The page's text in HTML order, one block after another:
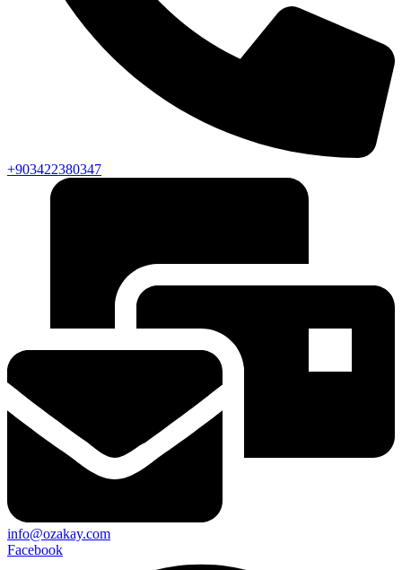
+903422380347
info@ozakay.com
Facebook